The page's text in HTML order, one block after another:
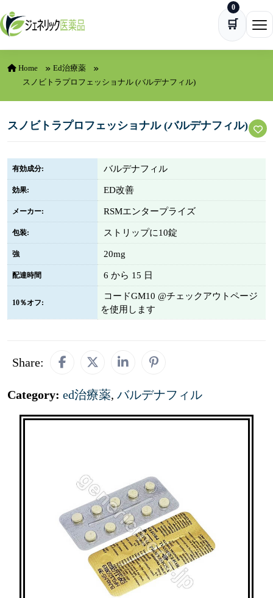
Skip to content
🛒
0
Home
Ed治療薬
スノビトラプロフェッショナル (バルデナフィル)
スノビトラプロフェッショナル (バルデナフィル)
有効成分: バルデナフィル
効果: ED改善
メーカー: RSMエンタープライズ
包装: ストリップに10錠
強 20mg
配達時間 6 から 15 日
10％オフ:
コードGM10 @チェックアウトページ
を使用します
Share:
Category: ed治療薬, バルデナフィル